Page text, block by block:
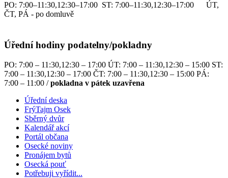
PO: 7:00–11:30,12:30–17:00 ST: 7:00–11:30,12:30–17:00 ÚT,
ČT, PÁ - po domluvě
Úřední hodiny podatelny/pokladny
PO: 7:00 – 11:30,12:30 – 17:00 ÚT: 7:00 – 11:30,12:30 – 15:00 ST:
7:00 – 11:30,12:30 – 17:00 ČT: 7:00 – 11:30,12:30 – 15:00 PÁ:
7:00 – 11:00 /pokladna v pátek uzavřena
Úřední deska
FrýTajm Osek
Sběrný dvůr
Kalendář akcí
Portál občana
Osecké noviny
Pronájem bytů
Osecká pouť
Potřebuji vyřídit...